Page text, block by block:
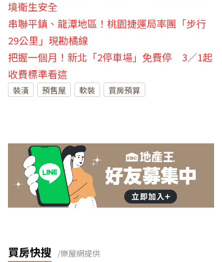
境衛生安全
串聯平鎮、龍潭地區！桃園捷運局率團「步行
29公里」現勘橘線
把握一個月！新北「2停車場」免費停 3／1起
收費標準看這
裝潢 預售屋 軟裝 買房預算
買房快搜 /樂屋網提供